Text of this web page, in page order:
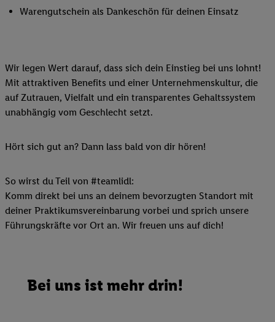
Warengutschein als Dankeschön für deinen Einsatz
Wir legen Wert darauf, dass sich dein Einstieg bei uns lohnt!
Mit attraktiven Benefits und einer Unternehmenskultur, die
auf Zutrauen, Vielfalt und ein transparentes Gehaltssystem
unabhängig vom Geschlecht setzt.
Hört sich gut an? Dann lass bald von dir hören!
So wirst du Teil von #teamlidl:
Komm direkt bei uns an deinem bevorzugten Standort mit
deiner Praktikumsvereinbarung vorbei und sprich unsere
Führungskräfte vor Ort an. Wir freuen uns auf dich!
Bei uns ist mehr drin!